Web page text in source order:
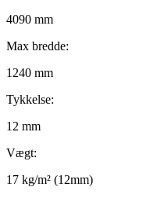
4090 mm
Max bredde:
1240 mm
Tykkelse:
12 mm
Vægt:
17 kg/m² (12mm)